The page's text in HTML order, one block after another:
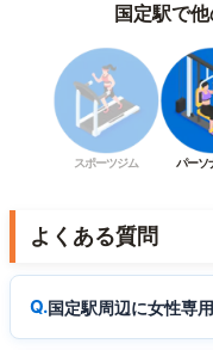
国定駅で
スポーツジム パーソ
よくある質問
国定駅周辺に女性専